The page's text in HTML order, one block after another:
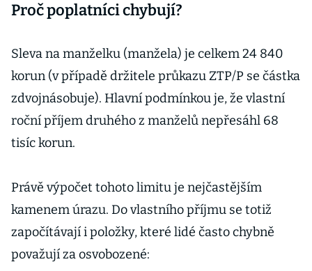
Proč poplatníci chybují?
Sleva na manželku (manžela) je celkem 24 840
korun (v případě držitele průkazu ZTP/P se částka
zdvojnásobuje). Hlavní podmínkou je, že vlastní
roční příjem druhého z manželů nepřesáhl 68
tisíc korun.
Právě výpočet tohoto limitu je nejčastějším
kamenem úrazu. Do vlastního příjmu se totiž
započítávají i položky, které lidé často chybně
považují za osvobozené: